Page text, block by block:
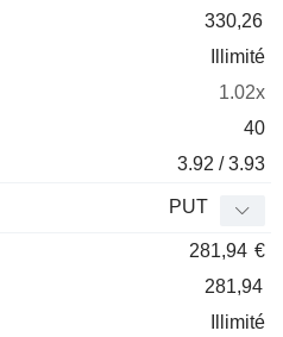
330,26
Illimité
1.02x
40
3.92 / 3.93
PUT
281,94 €
281,94
Illimité